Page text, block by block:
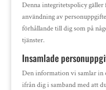
Denna integritetspolicy
användning av
förhållande till dig som på
tjänster.
Insamlade
Den information vi samlar in
ifrån dig i samband med att